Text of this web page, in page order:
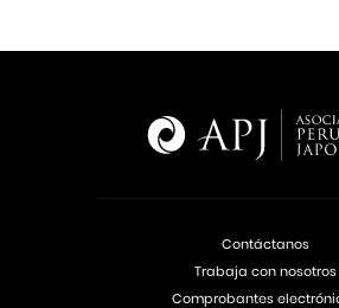
Contáctanos
Trabaja con nosotros
Comprobantes